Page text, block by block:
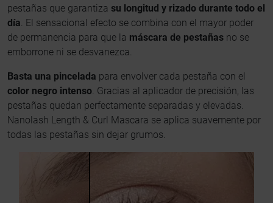
pestañas que garantiza su longitud y rizado durante todo el
día . El sensacional efecto se combina con el mayor poder
de permanencia para que la máscara de pestañas no se
emborrone ni se desvanezca.
Basta una pincelada para envolver cada pestaña con el
color negro intenso . Gracias al aplicador de precisión, las
pestañas quedan perfectamente separadas y elevadas.
Nanolash Length & Curl Mascara se aplica suavemente por
todas las pestañas sin dejar grumos.